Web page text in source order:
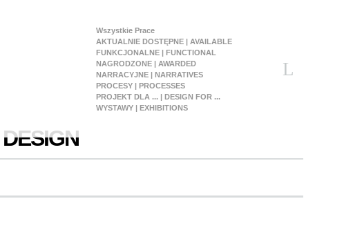
Wszystkie Prace
AKTUALNIE DOSTĘPNE | AVAILABLE
FUNKCJONALNE | FUNCTIONAL
NAGRODZONE | AWARDED
NARRACYJNE | NARRATIVES
PROCESY | PROCESSES
PROJEKT DLA ... | DESIGN FOR ...
WYSTAWY | EXHIBITIONS